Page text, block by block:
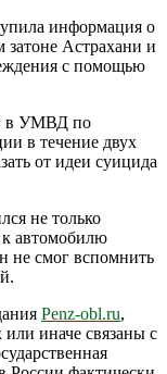
информация о
Астрахани и
с помощью
в УМВД по
в течение двух
от идеи суицида
не только
к автомобилю
не смог вспомнить
Penz-obl.ru,
или иначе связаны с